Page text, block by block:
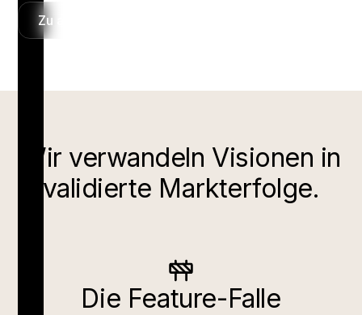
Zu allen Innovation & Tech-Kursen
Wir verwandeln Visionen in
validierte Markterfolge.
Die Feature-Falle